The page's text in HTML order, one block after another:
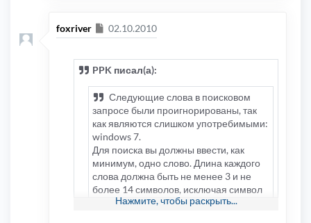
foxriver Сообщение
02.10.2010
PPK писал(а):
Следующие слова в поисковом
запросе были проигнорированы, так
как являются слишком употребимыми:
windows 7.
Для поиска вы должны ввести, как
минимум, одно слово. Длина каждого
слова должна быть не менее 3 и не
более 14 символов, исключая символ
шаблона *.
Нажмите, чтобы раскрыть...